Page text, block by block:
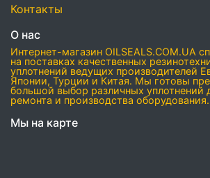
Контакты
О нас
Интернет-магазин OILSEALS.COM.UA
на поставках качественных
уплотнений ведущих производителей
Японии, Турции и Китая. Мы готовы
большой выбор различных уплотнений
ремонта и производства оборудования.
Мы на карте